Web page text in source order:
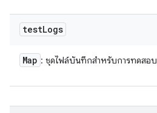
testLogs
Map : ชุดไฟล์บันทึกสำหรับการทดสอบ